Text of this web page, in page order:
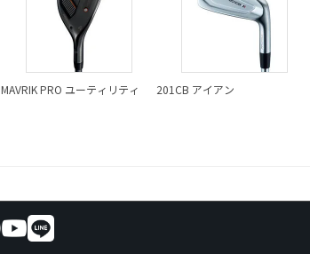
MAVRIK PRO ユーティリティ 201CB アイアン